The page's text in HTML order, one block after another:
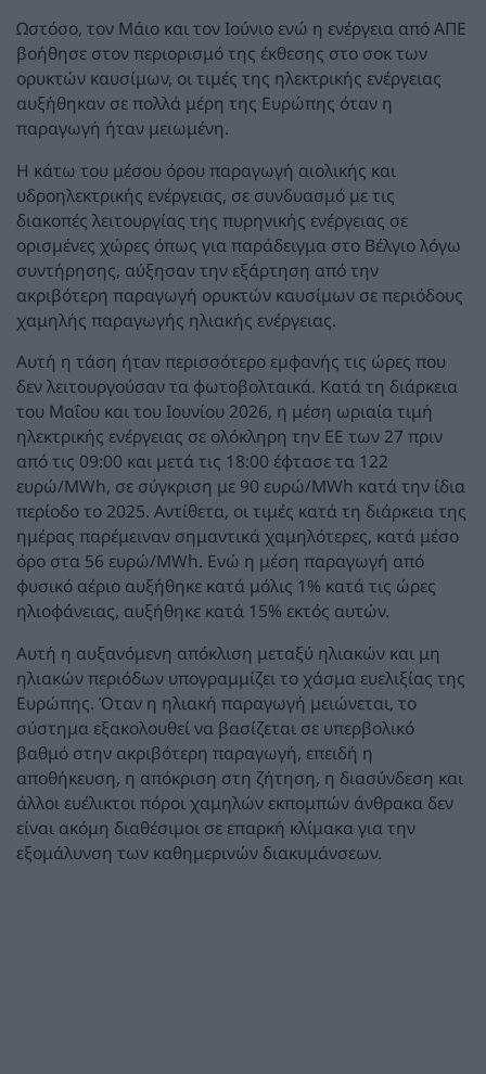
Ωστόσο, τον Μάιο και τον Ιούνιο ενώ η ενέργεια από ΑΠΕ
βοήθησε στον περιορισμό της έκθεσης στο σοκ των
ορυκτών καυσίμων, οι τιμές της ηλεκτρικής ενέργειας
αυξήθηκαν σε πολλά μέρη της Ευρώπης όταν η
παραγωγή ήταν μειωμένη.
Η κάτω του μέσου όρου παραγωγή αιολικής και
υδροηλεκτρικής ενέργειας, σε συνδυασμό με τις
διακοπές λειτουργίας της πυρηνικής ενέργειας σε
ορισμένες χώρες όπως για παράδειγμα στο Βέλγιο λόγω
συντήρησης, αύξησαν την εξάρτηση από την
ακριβότερη παραγωγή ορυκτών καυσίμων σε περιόδους
χαμηλής παραγωγής ηλιακής ενέργειας.
Αυτή η τάση ήταν περισσότερο εμφανής τις ώρες που
δεν λειτουργούσαν τα φωτοβολταικά. Κατά τη διάρκεια
του Μαΐου και του Ιουνίου 2026, η μέση ωριαία τιμή
ηλεκτρικής ενέργειας σε ολόκληρη την ΕΕ των 27 πριν
από τις 09:00 και μετά τις 18:00 έφτασε τα 122
ευρώ/MWh, σε σύγκριση με 90 ευρώ/MWh κατά την ίδια
περίοδο το 2025. Αντίθετα, οι τιμές κατά τη διάρκεια της
ημέρας παρέμειναν σημαντικά χαμηλότερες, κατά μέσο
όρο στα 56 ευρώ/MWh. Ενώ η μέση παραγωγή από
φυσικό αέριο αυξήθηκε κατά μόλις 1% κατά τις ώρες
ηλιοφάνειας, αυξήθηκε κατά 15% εκτός αυτών.
Αυτή η αυξανόμενη απόκλιση μεταξύ ηλιακών και μη
ηλιακών περιόδων υπογραμμίζει το χάσμα ευελιξίας της
Ευρώπης. Όταν η ηλιακή παραγωγή μειώνεται, το
σύστημα εξακολουθεί να βασίζεται σε υπερβολικό
βαθμό στην ακριβότερη παραγωγή, επειδή η
αποθήκευση, η απόκριση στη ζήτηση, η διασύνδεση και
άλλοι ευέλικτοι πόροι χαμηλών εκπομπών άνθρακα δεν
είναι ακόμη διαθέσιμοι σε επαρκή κλίμακα για την
εξομάλυνση των καθημερινών διακυμάνσεων.